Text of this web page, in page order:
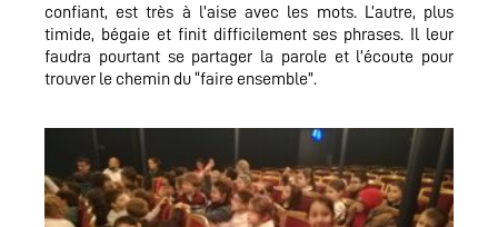
confiant, est très à l’aise avec les mots. L’autre, plus
timide, bégaie et finit difficilement ses phrases. Il leur
faudra pourtant se partager la parole et l’écoute pour
trouver le chemin du “faire ensemble”.